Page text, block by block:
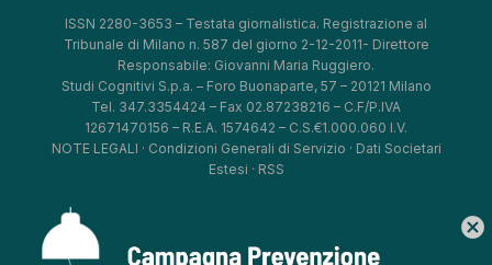
ISSN 2280-3653 – Testata giornalistica. Registrazione al
Tribunale di Milano n. 587 del giorno 2-12-2011- Direttore
Responsabile: Giovanni Maria Ruggiero.
Studi Cognitivi S.p.a. – Foro Buonaparte, 57 – 20121 Milano
Tel. 347.3354424 – Fax 02.87238216 – C.F/P.IVA
12671470156 – R.E.A. 1574642 – C.S.€1.000.060 I.V.
NOTE LEGALI · Condizioni Generali di Servizio · Dati Societari
Estesi · RSS
cancel